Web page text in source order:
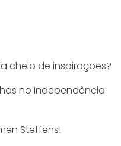
cheio de inspirações?
no Independência
Steffens!